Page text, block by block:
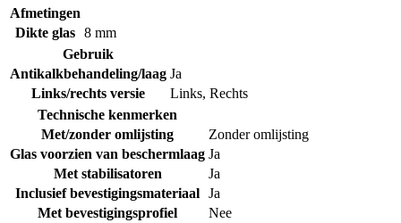
Afmetingen
Dikte glas 8 mm
Gebruik
Antikalkbehandeling/laag Ja
Links/rechts versie
Links, Rechts
Technische kenmerken
Met/zonder omlijsting
Zonder omlijsting
Glas voorzien van beschermlaag Ja
Met stabilisatoren
Ja
Inclusief bevestigingsmateriaal Ja
Met bevestigingsprofiel
Nee